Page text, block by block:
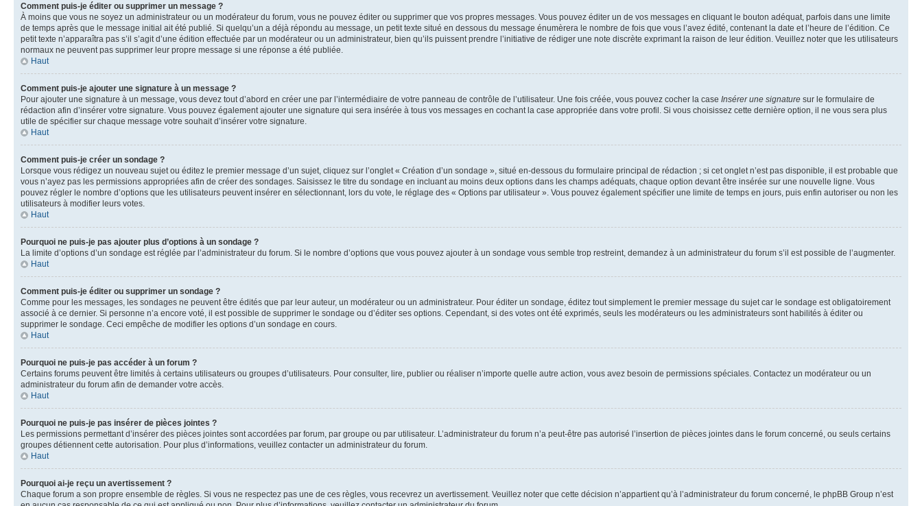
Comment puis-je éditer ou supprimer un message ?
À moins que vous ne soyez un administrateur ou un modérateur du forum, vous ne pouvez éditer ou supprimer que vos propres messages. Vous pouvez éditer un de vos messages en cliquant le bouton adéquat, parfois dans une limite
de temps après que le message initial ait été publié. Si quelqu’un a déjà répondu au message, un petit texte situé en dessous du message énumèrera le nombre de fois que vous l’avez édité, contenant la date et l’heure de l’édition. Ce
petit texte n’apparaîtra pas s’il s’agit d’une édition effectuée par un modérateur ou un administrateur, bien qu’ils puissent prendre l’initiative de rédiger une note discrète exprimant la raison de leur édition. Veuillez noter que les utilisateurs
normaux ne peuvent pas supprimer leur propre message si une réponse a été publiée.
Haut
Comment puis-je ajouter une signature à un message ?
Pour ajouter une signature à un message, vous devez tout d’abord en créer une par l’intermédiaire de votre panneau de contrôle de l’utilisateur. Une fois créée, vous pouvez cocher la case Insérer une signature sur le formulaire de
rédaction afin d’insérer votre signature. Vous pouvez également ajouter une signature qui sera insérée à tous vos messages en cochant la case appropriée dans votre profil. Si vous choisissez cette dernière option, il ne vous sera plus
utile de spécifier sur chaque message votre souhait d’insérer votre signature.
Haut
Comment puis-je créer un sondage ?
Lorsque vous rédigez un nouveau sujet ou éditez le premier message d’un sujet, cliquez sur l’onglet « Création d’un sondage », situé en-dessous du formulaire principal de rédaction ; si cet onglet n’est pas disponible, il est probable que
vous n’ayez pas les permissions appropriées afin de créer des sondages. Saisissez le titre du sondage en incluant au moins deux options dans les champs adéquats, chaque option devant être insérée sur une nouvelle ligne. Vous
pouvez régler le nombre d’options que les utilisateurs peuvent insérer en sélectionnant, lors du vote, le réglage des « Options par utilisateur ». Vous pouvez également spécifier une limite de temps en jours, puis enfin autoriser ou non les
utilisateurs à modifier leurs votes.
Haut
Pourquoi ne puis-je pas ajouter plus d’options à un sondage ?
La limite d’options d’un sondage est réglée par l’administrateur du forum. Si le nombre d’options que vous pouvez ajouter à un sondage vous semble trop restreint, demandez à un administrateur du forum s’il est possible de l’augmenter.
Haut
Comment puis-je éditer ou supprimer un sondage ?
Comme pour les messages, les sondages ne peuvent être édités que par leur auteur, un modérateur ou un administrateur. Pour éditer un sondage, éditez tout simplement le premier message du sujet car le sondage est obligatoirement
associé à ce dernier. Si personne n’a encore voté, il est possible de supprimer le sondage ou d’éditer ses options. Cependant, si des votes ont été exprimés, seuls les modérateurs ou les administrateurs sont habilités à éditer ou
supprimer le sondage. Ceci empêche de modifier les options d’un sondage en cours.
Haut
Pourquoi ne puis-je pas accéder à un forum ?
Certains forums peuvent être limités à certains utilisateurs ou groupes d’utilisateurs. Pour consulter, lire, publier ou réaliser n’importe quelle autre action, vous avez besoin de permissions spéciales. Contactez un modérateur ou un
administrateur du forum afin de demander votre accès.
Haut
Pourquoi ne puis-je pas insérer de pièces jointes ?
Les permissions permettant d’insérer des pièces jointes sont accordées par forum, par groupe ou par utilisateur. L’administrateur du forum n’a peut-être pas autorisé l’insertion de pièces jointes dans le forum concerné, ou seuls certains
groupes détiennent cette autorisation. Pour plus d’informations, veuillez contacter un administrateur du forum.
Haut
Pourquoi ai-je reçu un avertissement ?
Chaque forum a son propre ensemble de règles. Si vous ne respectez pas une de ces règles, vous recevrez un avertissement. Veuillez noter que cette décision n’appartient qu’à l’administrateur du forum concerné, le phpBB Group n’est